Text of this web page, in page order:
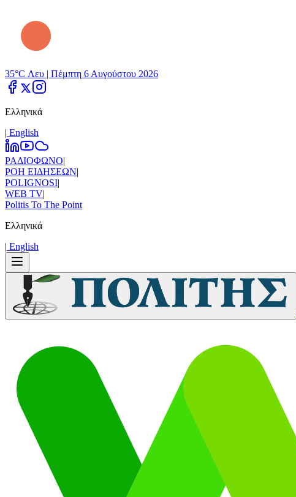
35°C Λευ | Πέμπτη 6 Αυγούστου 2026
Ελληνικά
| Εnglish
ΡΑΔΙΟΦΩΝΟ|
ΡΟΗ ΕΙΔΗΣΕΩΝ|
POLIGNOSI|
WEB TV|
Politis To The Point
Ελληνικά
| Εnglish